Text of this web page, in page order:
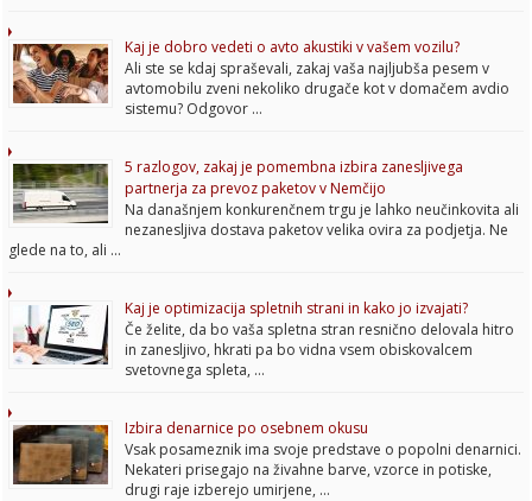
Kaj je dobro vedeti o avto akustiki v vašem vozilu?
Ali ste se kdaj spraševali, zakaj vaša najljubša pesem v
avtomobilu zveni nekoliko drugače kot v domačem avdio
sistemu? Odgovor …
5 razlogov, zakaj je pomembna izbira zanesljivega
partnerja za prevoz paketov v Nemčijo
Na današnjem konkurenčnem trgu je lahko neučinkovita ali
nezanesljiva dostava paketov velika ovira za podjetja. Ne
glede na to, ali …
Kaj je optimizacija spletnih strani in kako jo izvajati?
Če želite, da bo vaša spletna stran resnično delovala hitro
in zanesljivo, hkrati pa bo vidna vsem obiskovalcem
svetovnega spleta, …
Izbira denarnice po osebnem okusu
Vsak posameznik ima svoje predstave o popolni denarnici.
Nekateri prisegajo na živahne barve, vzorce in potiske,
drugi raje izberejo umirjene, …